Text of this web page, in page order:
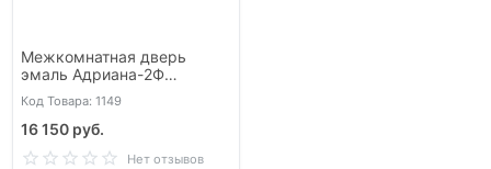
Межкомнатная дверь
эмаль Адриана-2Ф
белоснежная со стеклом
Код Товара: 1149
16 150 руб.
Нет отзывов